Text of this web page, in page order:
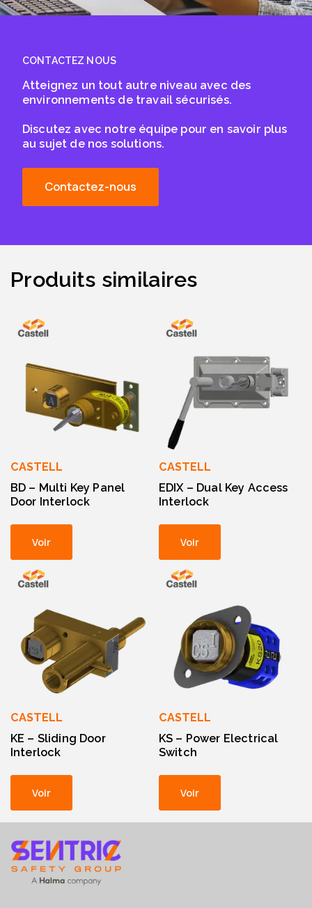
CONTACTEZ NOUS
Atteignez un tout autre niveau avec des
environnements de travail sécurisés.
Discutez avec notre équipe pour en savoir plus
au sujet de nos solutions.
Contactez-nous
Produits similaires
CASTELL
BD – Multi Key Panel
Door Interlock
Voir
CASTELL
EDIX – Dual Key Access
Interlock
Voir
CASTELL
KE – Sliding Door
Interlock
Voir
CASTELL
KS – Power Electrical
Switch
Voir